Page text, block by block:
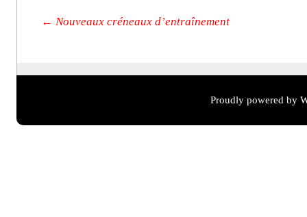
Post navigation
← Nouveaux créneaux d’entraînement
Proudly powered by